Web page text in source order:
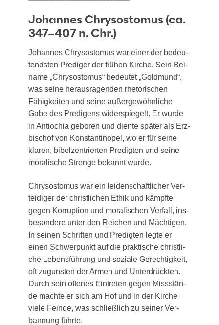
Johannes Chrysostomus (ca.
347–407 n. Chr.)
Johan­nes Chry­sosto­mus war einer der bedeu­
tends­ten Pre­di­ger der frü­hen Kir­che. Sein Bei­
na­me „Chry­sosto­mus“ bedeu­tet „Gold­mund“,
was sei­ne her­aus­ra­gen­den rhe­to­ri­schen
Fähig­kei­ten und sei­ne außer­ge­wöhn­li­che
Gabe des Pre­di­gens wider­spie­gelt. Er wur­de
in Antio­chia gebo­ren und dien­te spä­ter als Erz­
bi­schof von Kon­stan­ti­no­pel, wo er für sei­ne
kla­ren, bibel­zen­trier­ten Pre­dig­ten und sei­ne
mora­li­sche Stren­ge bekannt wurde.
Chry­sosto­mus war ein lei­den­schaft­li­cher Ver­
tei­di­ger der christ­li­chen Ethik und kämpf­te
gegen Kor­rup­ti­on und mora­li­schen Ver­fall, ins­
be­son­de­re unter den Rei­chen und Mäch­ti­gen.
In sei­nen Schrif­ten und Pre­dig­ten leg­te er
einen Schwer­punkt auf die prak­ti­sche christ­li­
che Lebens­füh­rung und sozia­le Gerech­tig­keit,
oft zuguns­ten der Armen und Unter­drück­ten.
Durch sein offe­nes Ein­tre­ten gegen Miss­stän­
de mach­te er sich am Hof und in der Kir­che
vie­le Fein­de, was schließ­lich zu sei­ner Ver­
ban­nung führte.